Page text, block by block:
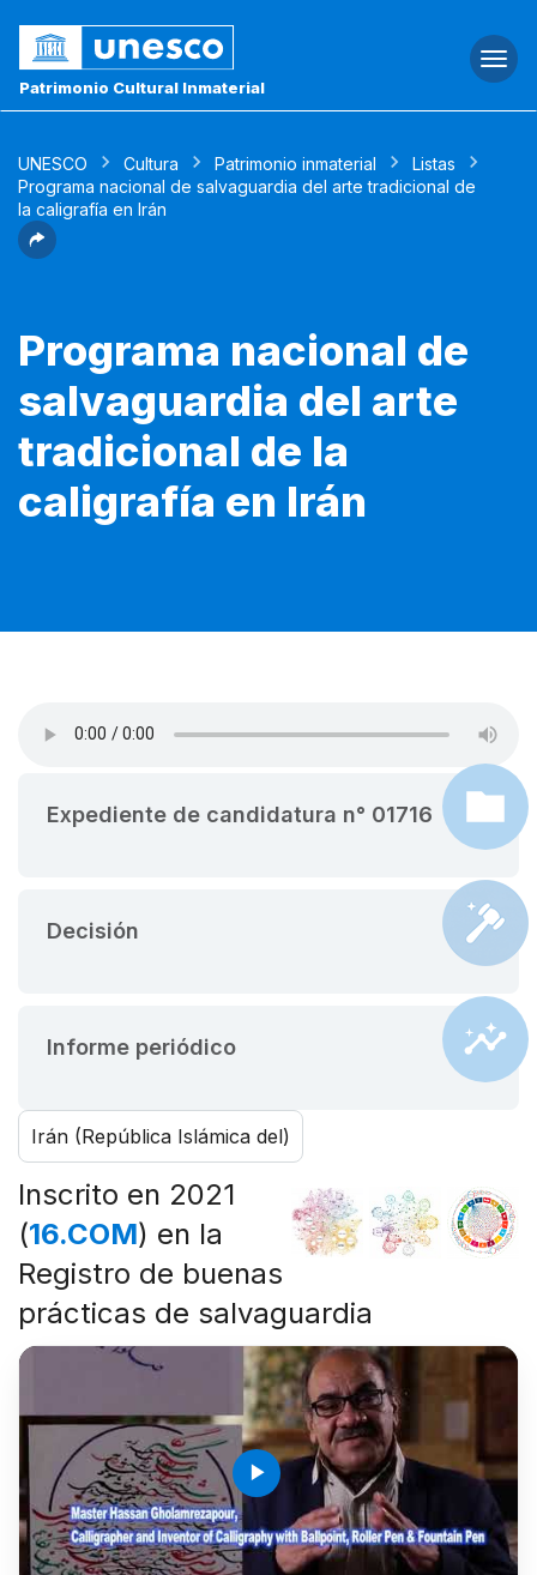
Patrimonio Cultural Inmaterial
UNESCO Cultura Patrimonio inmaterial
Listas
Programa nacional de salvaguardia del arte tradicional de
la caligrafía en Irán
Programa nacional de
salvaguardia del arte
tradicional de la
caligrafía en Irán
Expediente de candidatura n° 01716
Decisión
Informe periódico
Irán (República Islámica del)
Inscrito en 2021
(16.COM) en la
Registro de buenas
prácticas de salvaguardia
play_arrow